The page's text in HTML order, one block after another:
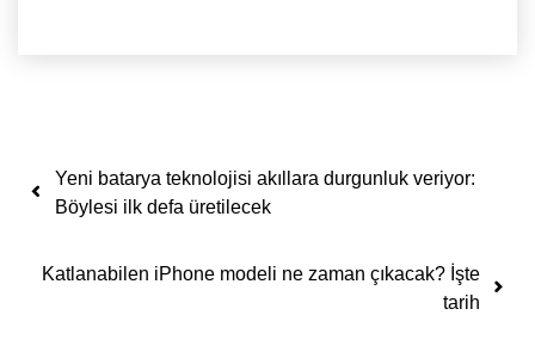
Yazı dolaşımı
Yeni batarya teknolojisi akıllara durgunluk veriyor:
Böylesi ilk defa üretilecek
Katlanabilen iPhone modeli ne zaman çıkacak? İşte
tarih